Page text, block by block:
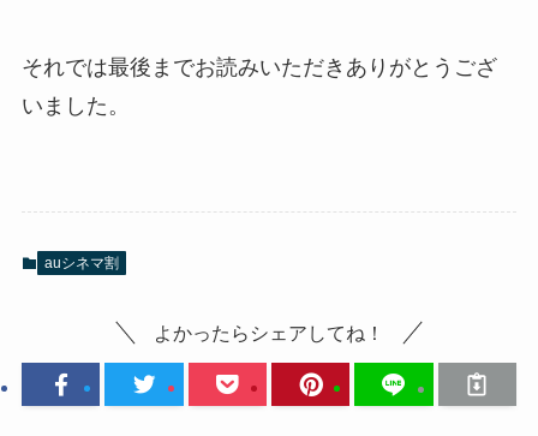
それでは最後までお読みいただきありがとうござ
いました。
auシネマ割
よかったらシェアしてね！